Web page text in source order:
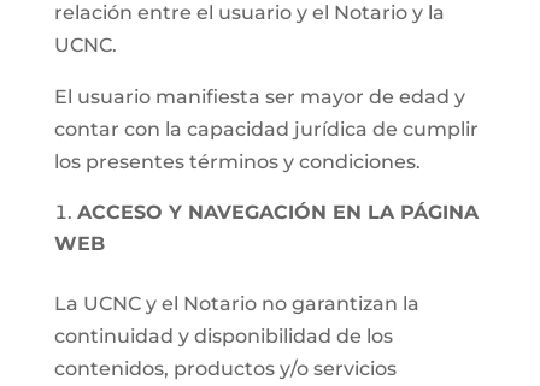
relación entre el usuario y el Notario y la
UCNC.
El usuario manifiesta ser mayor de edad y
contar con la capacidad jurídica de cumplir
los presentes términos y condiciones.
ACCESO Y NAVEGACIÓN EN LA PÁGINA
WEB
La UCNC y el Notario no garantizan la
continuidad y disponibilidad de los
contenidos, productos y/o servicios